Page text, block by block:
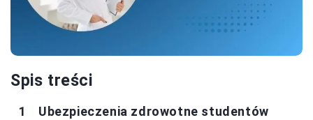
Spis treści
Ubezpieczenia zdrowotne studentów